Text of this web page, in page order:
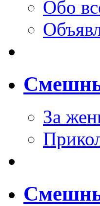
Обо
За